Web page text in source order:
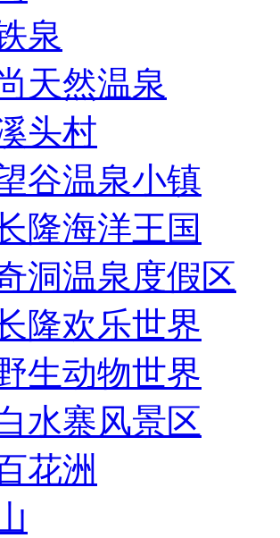
泉
天然温泉
头村
谷温泉小镇
隆海洋王国
洞温泉度假区
隆欢乐世界
生动物世界
水寨风景区
花洲